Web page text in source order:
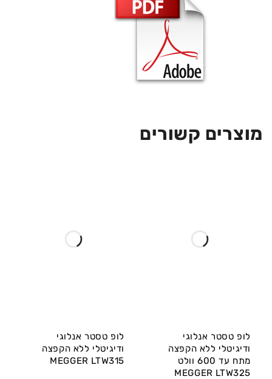
מוצרים קשורים
לופ טסטר אנלוגי
ודיגיטלי ללא הקפצה
מתח עד 600 וולט
MEGGER LTW325
לופ טסטר אנלוגי
ודיגיטלי ללא הקפצה
MEGGER LTW315